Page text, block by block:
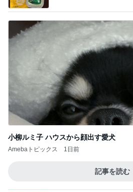
小柳ルミ子 ハウスから顔出す愛犬
Amebaトピックス 1日前
記事を読む